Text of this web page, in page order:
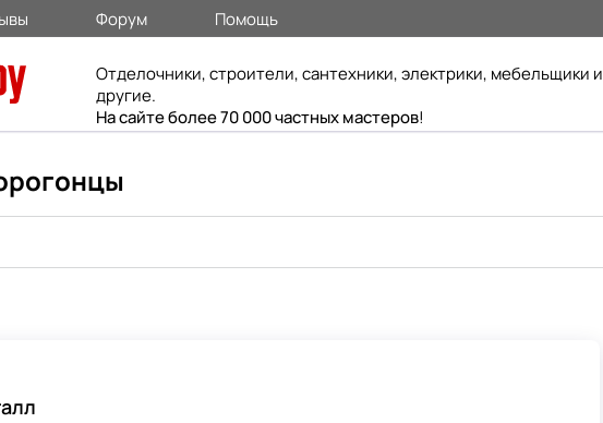
Форум Помощь
Отделочники, строители, сантехники, электрики, мебельщики и
другие.
На сайте более 70 000 частных мастеров!